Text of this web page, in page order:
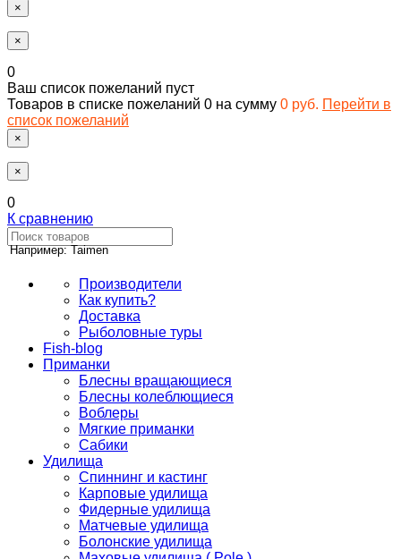
×
×
0
Ваш список пожеланий пуст
Товаров в списке пожеланий 0 на сумму 0 руб. Перейти в
список пожеланий
×
×
0
К сравнению
Например: Taimen
Производители
Как купить?
Доставка
Рыболовные туры
Fish-blog
Приманки
Блесны вращающиеся
Блесны колеблющиеся
Воблеры
Мягкие приманки
Сабики
Удилища
Спиннинг и кастинг
Карповые удилища
Фидерные удилища
Матчевые удилища
Болонские удилища